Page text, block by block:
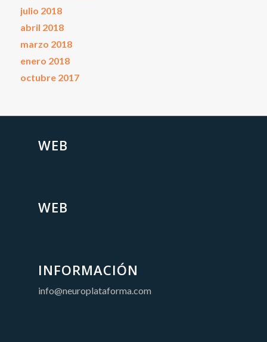
julio 2018
abril 2018
marzo 2018
enero 2018
octubre 2017
WEB
WEB
INFORMACIÓN
info@neuroplataforma.com